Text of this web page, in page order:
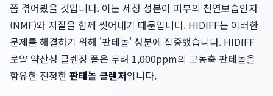
쯤 겪어봤을 것입니다. 이는 세정 성분이 피부의 천연보습인자
(NMF)와 지질을 함께 씻어내기 때문입니다. HIDIFF는 이러한
문제를 해결하기 위해 '판테놀' 성분에 집중했습니다. HIDIFF
로얄 약산성 클렌징 폼은 무려 1,000ppm의 고농축 판테놀을
함유한 진정한판테놀 클렌저입니다.